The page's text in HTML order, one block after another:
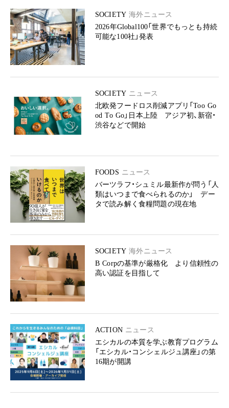
SOCIETY 海外ニュース
2026年Global100「世界でもっとも持続
可能な100社」発表
SOCIETY ニュース
北欧発フードロス削減アプリ「Too Go
od To Go」日本上陸 アジア初、新宿・
渋谷などで開始
FOODS ニュース
バーツラフ・シュミル最新作が問う「人
類はいつまで食べられるのか」 デー
タで読み解く食糧問題の現在地
SOCIETY 海外ニュース
B Corpの基準が厳格化 より信頼性の
高い認証を目指して
ACTION ニュース
エシカルの本質を学ぶ教育プログラム
「エシカル・コンシェルジュ講座」の第
16期が開講